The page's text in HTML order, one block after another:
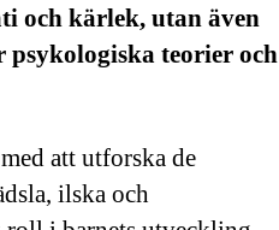
och kärlek, utan även
psykologiska teorier och
att utforska de
ilska och